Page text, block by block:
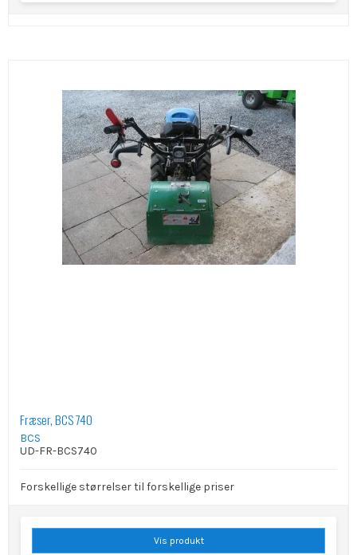
Fræser, BCS 740
BCS
UD-FR-BCS740
Forskellige størrelser til forskellige priser
Vis produkt